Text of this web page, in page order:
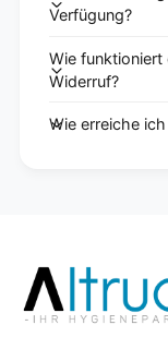
Verfügung?
Wie funktioniert
Widerruf?
Wie erreiche